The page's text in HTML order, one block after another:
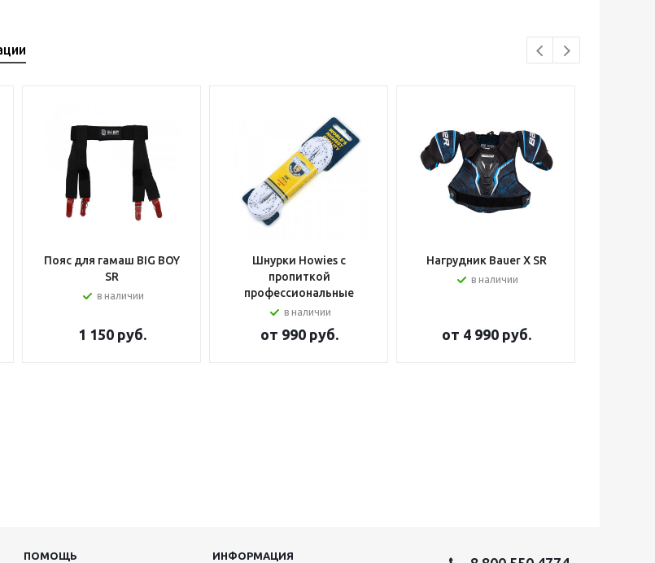
Пояс для гамаш BIG BOY
SR
в наличии
1 150руб.
Шнурки Howies с
пропиткой
профессиональные
в наличии
от 990 руб.
Нагрудник Bauer X SR
в наличии
от 4 990 руб.
ПОМОЩЬ ИНФОРМАЦИЯ